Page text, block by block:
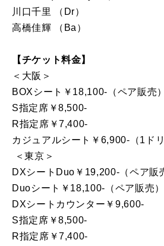
川口千里 （Dr）
高橋佳輝 （Ba）
【チケット料金】
＜大阪＞
BOXシート￥18,100-（ペア販売）
S指定席￥8,500-
R指定席￥7,400-
カジュアルシート￥6,900-（1ドリ
＜東京＞
DXシートDuo￥19,200-（ペア販
Duoシート￥18,100-（ペア販売）
DXシートカウンター￥9,600-
S指定席￥8,500-
R指定席￥7,400-